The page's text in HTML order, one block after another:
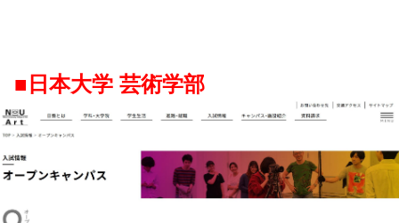
■日本大学 芸術学部